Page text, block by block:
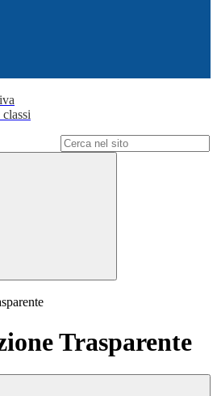
Trasparente